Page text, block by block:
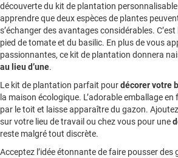
découverte du kit de plantation
apprendre que deux espèces de plantes
s’échanger des avantages considérables.
pied de tomate et du basilic. En plus de vous
passionnantes, ce kit de plantation donnera
au lieu d’une.
Le kit de plantation parfait pourdécorer votre
la maison écologique. L’adorable emballage en
par le toit et laisse apparaître du gazon.
sur votre lieu de travail ou chez vous pour une
reste malgré tout discrète.
Acceptez l’idée étonnante de faire pousser des